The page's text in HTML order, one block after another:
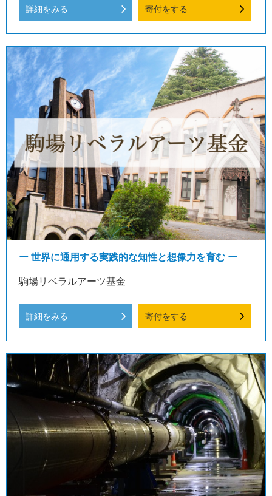
詳細をみる 寄付をする
ー 世界に通用する実践的な知性と想像力を育む ー
駒場リベラルアーツ基金
詳細をみる 寄付をする